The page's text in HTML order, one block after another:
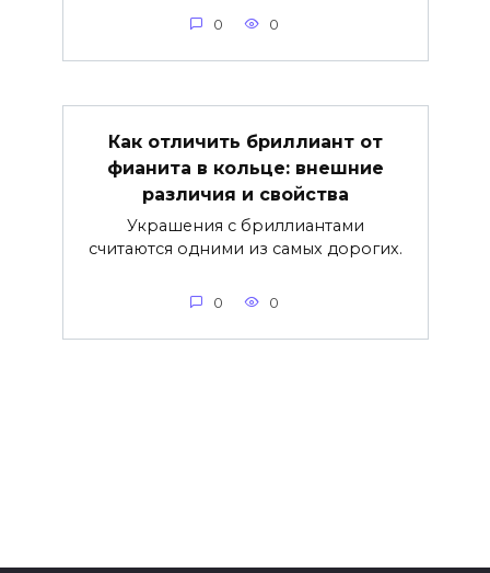
0 0
Как отличить бриллиант от
фианита в кольце: внешние
различия и свойства
Украшения с бриллиантами
считаются одними из самых дорогих.
0 0